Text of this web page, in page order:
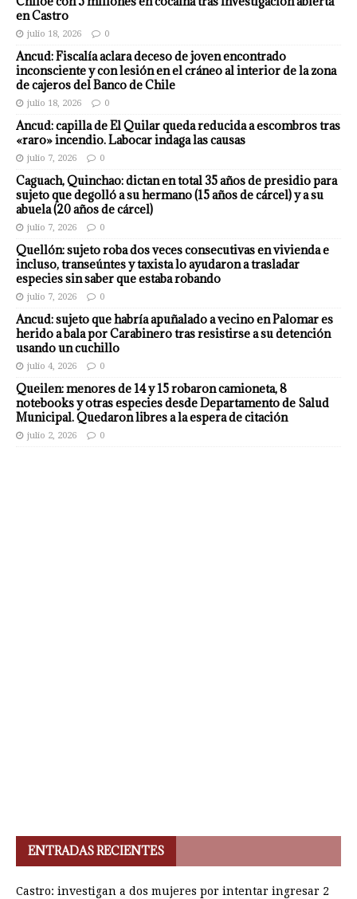
en Castro
julio 18, 2026 0
Ancud: Fiscalía aclara deceso de joven encontrado
inconsciente y con lesión en el cráneo al interior de la zona
de cajeros del Banco de Chile
julio 18, 2026 0
Ancud: capilla de El Quilar queda reducida a escombros tras
«raro» incendio. Labocar indaga las causas
julio 7, 2026 0
Caguach, Quinchao: dictan en total 35 años de presidio para
sujeto que degolló a su hermano (15 años de cárcel) y a su
abuela (20 años de cárcel)
julio 7, 2026 0
Quellón: sujeto roba dos veces consecutivas en vivienda e
incluso, transeúntes y taxista lo ayudaron a trasladar
especies sin saber que estaba robando
julio 7, 2026 0
Ancud: sujeto que habría apuñalado a vecino en Palomar es
herido a bala por Carabinero tras resistirse a su detención
usando un cuchillo
julio 4, 2026 0
Queilen: menores de 14 y 15 robaron camioneta, 8
notebooks y otras especies desde Departamento de Salud
Municipal. Quedaron libres a la espera de citación
julio 2, 2026 0
ENTRADAS RECIENTES
Castro: investigan a dos mujeres por intentar ingresar 2